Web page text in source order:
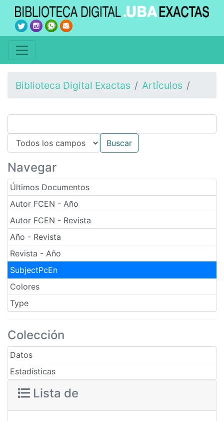
Biblioteca Digital Exactas Artículos
Navegar
Últimos Documentos
Autor FCEN - Año
Autor FCEN - Revista
Año - Revista
Revista - Año
SubjectPcEn
Colores
Type
Colección
Datos
Estadísticas
Lista de